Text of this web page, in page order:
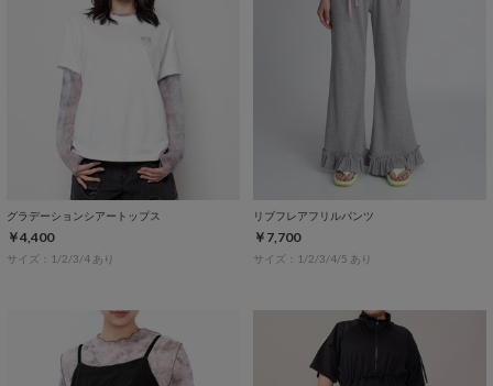
グラデーションシアートップス
￥4,400
サイズ：1/2/3/4 あり
リブフレアフリルパンツ
￥7,700
サイズ：1/2/3/4/5 あり